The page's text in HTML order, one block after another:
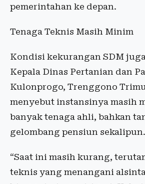
pemerintahan ke depan.
Tenaga Teknis Masih Minim
Kondisi kekurangan SDM
Kepala Dinas Pertanian dan
Kulonprogo, Trenggono
menyebut instansinya masih
banyak tenaga ahli, bahkan
gelombang pensiun sekalipun.
“Saat ini masih kurang,
teknis yang menangani